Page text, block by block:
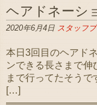
ヘアドネーシ
2020年6月4日 スタッフ
本日3回目のヘアド
ンできる長さまで
まで行ってたそう
[…]